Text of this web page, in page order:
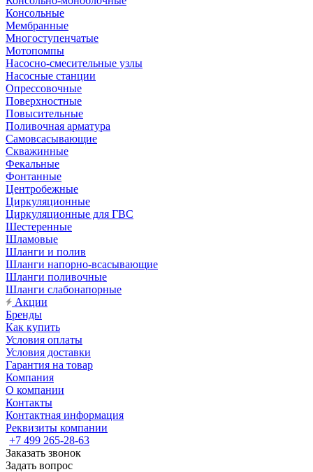
Консольные
Мембранные
Многоступенчатые
Мотопомпы
Насосно-смесительные узлы
Насосные станции
Опрессовочные
Поверхностные
Повысительные
Поливочная арматура
Самовсасывающие
Скважинные
Фекальные
Фонтанные
Центробежные
Циркуляционные
Циркуляционные для ГВС
Шестеренные
Шламовые
Шланги и полив
Шланги напорно-всасывающие
Шланги поливочные
Шланги слабонапорные
Акции
Бренды
Как купить
Условия оплаты
Условия доставки
Гарантия на товар
Компания
О компании
Контакты
Контактная информация
Реквизиты компании
+7 499 265-28-63
Заказать звонок
Задать вопрос